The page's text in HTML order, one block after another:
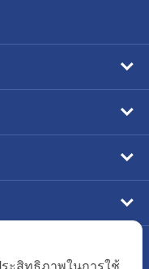
ะสิทธิภาพในการใช้